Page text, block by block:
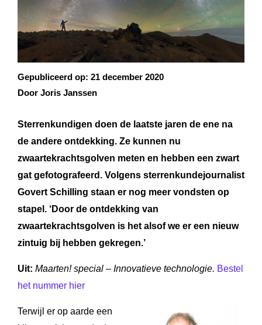
Gepubliceerd op: 21 december 2020
Door Joris Janssen
Sterrenkundigen doen de laatste jaren de ene na
de andere ontdekking. Ze kunnen nu
zwaartekrachtsgolven meten en hebben een zwart
gat gefotografeerd. Volgens sterrenkundejournalist
Govert Schilling staan er nog meer vondsten op
stapel. ‘Door de ontdekking van
zwaartekrachtsgolven is het alsof we er een nieuw
zintuig bij hebben gekregen.’
Uit: Maarten! special – Innovatieve technologie. Bestel
het nummer hier
Terwijl er op aarde een